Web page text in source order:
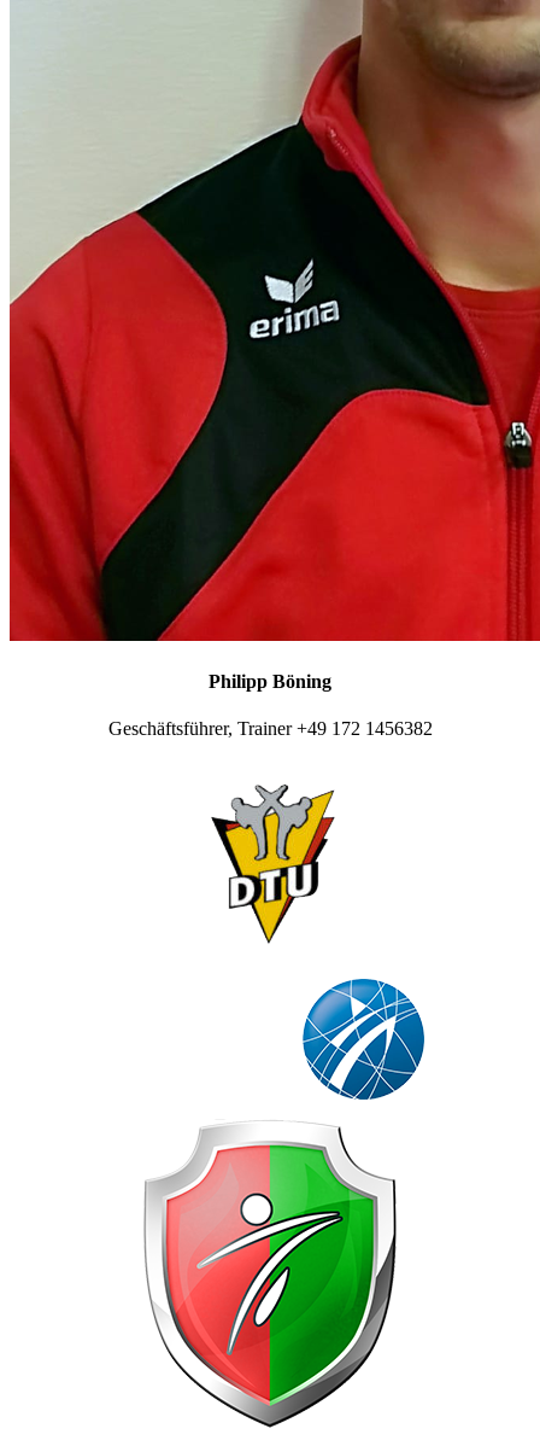
Philipp Böning
Geschäftsführer, Trainer +49 172 1456382